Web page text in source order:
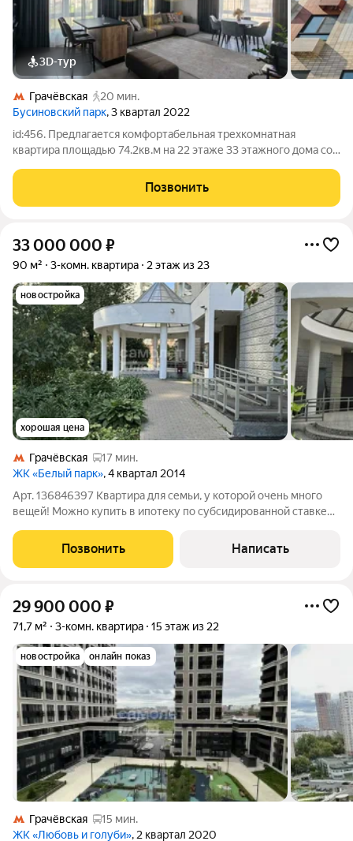
3D-тур
Грачёвская
20 мин.
Бусиновский парк, 3 квартал 2022
id:456. Предлагается комфортабельная трехкомнатная
квартира площадью 74.2кв.м на 22 этаже 33 этажного дома со
Продуманная планировка: Кухня-гостиная, разнесенные
спальни, два санузла, просторный холл.
Позвонить
33 000 000 ₽
90 м² 3-комн. квартира 2 этаж из 23
новостройка
хорошая цена
Грачёвская
17 мин.
ЖК «Белый парк», 4 квартал 2014
Арт. 136846397 Квартира для семьи, у которой очень много
вещей! Можно купить в ипотеку по субсидированной ставке
свободной планировки на 2-м этаже. Соседи ремонт уже
сделали. Преимущества
Позвонить Написать
29 900 000 ₽
71,7 м² 3-комн. квартира 15 этаж из 22
новостройка онлайн показ
Грачёвская
15 мин.
ЖК «Любовь и голуби», 2 квартал 2020